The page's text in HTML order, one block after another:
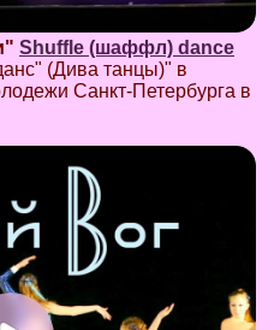
Shuffle (шаффл) dance
(Дива танцы)" в
Санкт-Петербурга в